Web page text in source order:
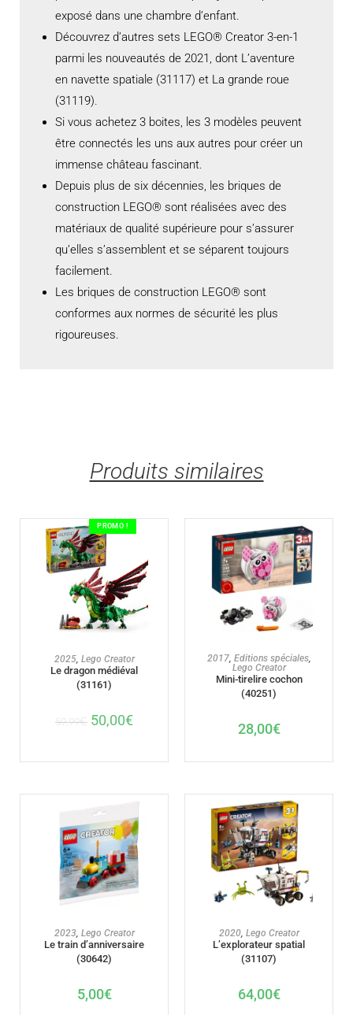
exposé dans une chambre d’enfant.
Découvrez d’autres sets LEGO® Creator 3-en-1
parmi les nouveautés de 2021, dont L’aventure
en navette spatiale (31117) et La grande roue
(31119).
Si vous achetez 3 boites, les 3 modèles peuvent
être connectés les uns aux autres pour créer un
immense château fascinant.
Depuis plus de six décennies, les briques de
construction LEGO® sont réalisées avec des
matériaux de qualité supérieure pour s’assurer
qu’elles s’assemblent et se séparent toujours
facilement.
Les briques de construction LEGO® sont
conformes aux normes de sécurité les plus
rigoureuses.
Produits similaires
PROMO !
AJOUTER AU PANIER
2025, Lego Creator
Le dragon médiéval
(31161)
59,99€ 50,00€
AJOUTER AU PANIER
2017, Editions spéciales,
Lego Creator
Mini-tirelire cochon
(40251)
28,00€
AJOUTER AU PANIER
2023, Lego Creator
Le train d’anniversaire
(30642)
5,00€
AJOUTER AU PANIER
2020, Lego Creator
L’explorateur spatial
(31107)
64,00€